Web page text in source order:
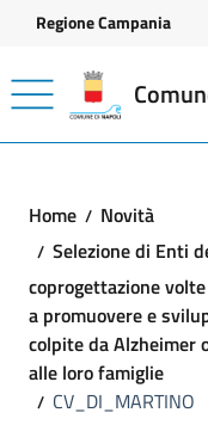
Vai ai contenuti
Vai al footer
Regione Campania
Home
Novità
Selezione di Enti
coprogettazione
a promuovere e
colpite da Alzheimer
alle loro famiglie
CV_DI_MARTINO